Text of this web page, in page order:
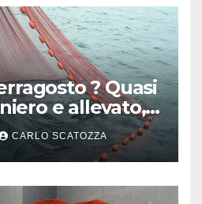
? Quasi
e allevato,
CARLO SCATOZZA